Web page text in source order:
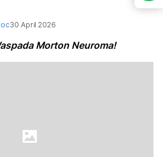
30 April 2026
Morton Neuroma!